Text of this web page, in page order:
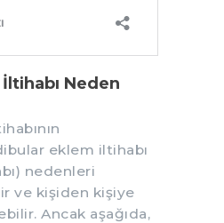
Neden
eklem iltihabı
nedenleri
ve kişiden kişiye
Ancak aşağıda,